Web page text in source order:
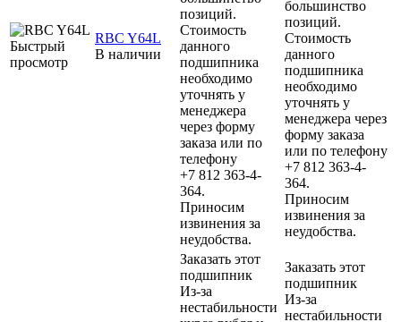
Быстрый
просмотр
RBC Y64L
В наличии
позиций.
Стоимость
данного
подшипника
необходимо
уточнять у
менеджера
через форму
заказа или по
телефону
+7 812 363-4-
364.
Приносим
извинения за
неудобства.
большинство
позиций.
Стоимость
данного
подшипника
необходимо
уточнять у
менеджера через
форму заказа
или по телефону
+7 812 363-4-
364.
Приносим
извинения за
неудобства.
Заказать этот
подшипник
Из-за
нестабильности
Заказать этот
подшипник
Из-за
нестабильности